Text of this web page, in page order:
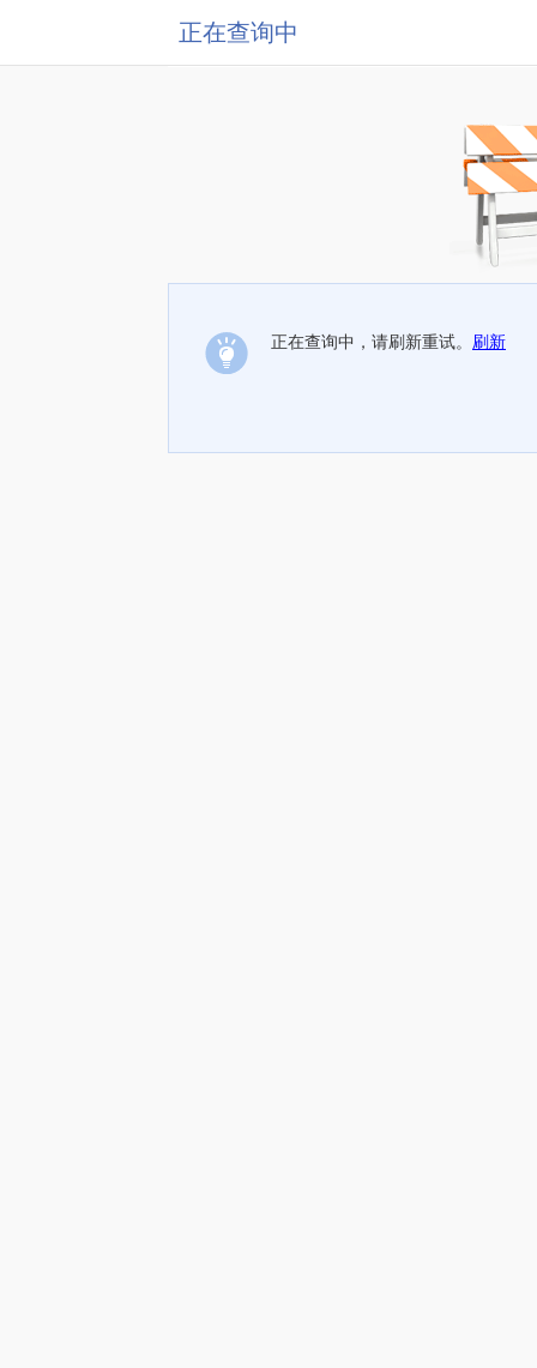
正在查询中
正在查询中，请刷新重试。 刷新